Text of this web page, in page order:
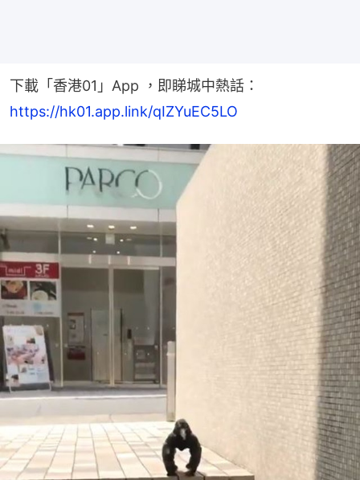
下載「香港01」App ，即睇城中熱話：
https://hk01.app.link/qIZYuEC5LO